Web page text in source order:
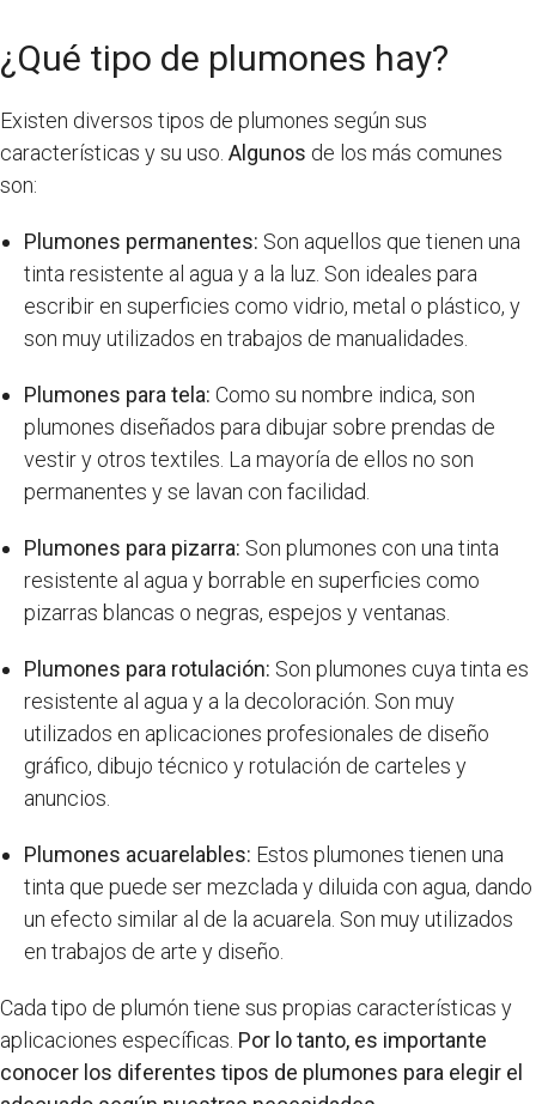
¿Qué tipo de plumones hay?
Existen diversos tipos de plumones según sus
características y su uso. Algunos de los más comunes
son:
Plumones permanentes: Son aquellos que tienen una
tinta resistente al agua y a la luz. Son ideales para
escribir en superficies como vidrio, metal o plástico, y
son muy utilizados en trabajos de manualidades.
Plumones para tela: Como su nombre indica, son
plumones diseñados para dibujar sobre prendas de
vestir y otros textiles. La mayoría de ellos no son
permanentes y se lavan con facilidad.
Plumones para pizarra: Son plumones con una tinta
resistente al agua y borrable en superficies como
pizarras blancas o negras, espejos y ventanas.
Plumones para rotulación: Son plumones cuya tinta es
resistente al agua y a la decoloración. Son muy
utilizados en aplicaciones profesionales de diseño
gráfico, dibujo técnico y rotulación de carteles y
anuncios.
Plumones acuarelables: Estos plumones tienen una
tinta que puede ser mezclada y diluida con agua, dando
un efecto similar al de la acuarela. Son muy utilizados
en trabajos de arte y diseño.
Cada tipo de plumón tiene sus propias características y
aplicaciones específicas. Por lo tanto, es importante
conocer los diferentes tipos de plumones para elegir el